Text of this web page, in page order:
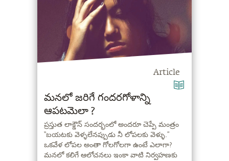
Article
మనలో జరిగే గందరగోళాన్ని
ఆపటమెలా ?
ప్రస్తుత లాక్డౌన్ సందర్భంలో అందరూ చెప్పే మంత్రం
“బయటకు వెళ్ళలేనప్పుడు నీ లోపలకు వెళ్ళు.”
ఒకవేళ లోపల అంతా గోలగోలగా ఉంటే ఎలాగా?
మనలో కలిగే ఆలోచనలు ఇంకా వాటి నిర్వహణకు